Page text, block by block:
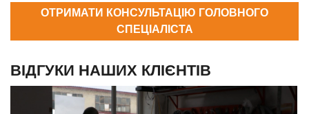
ОТРИМАТИ КОНСУЛЬТАЦІЮ ГОЛОВНОГО
СПЕЦІАЛІСТА
ВІДГУКИ НАШИХ КЛІЄНТІВ